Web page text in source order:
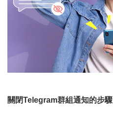
關閉Telegram群組通知的步驟